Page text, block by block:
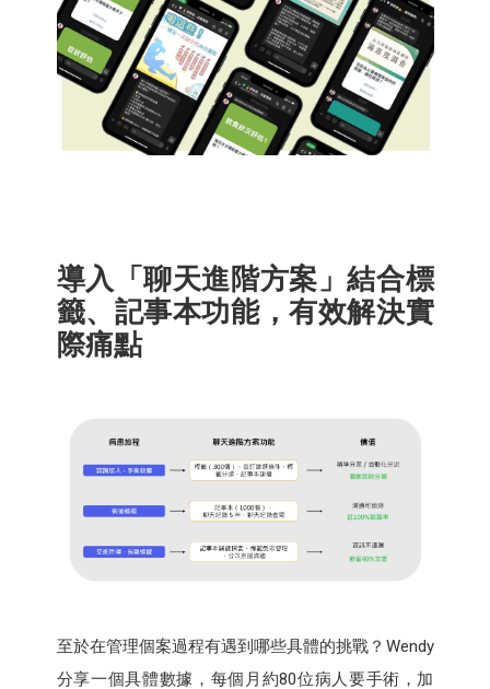
導入「聊天進階方案」結合標
籤、記事本功能，有效解決實
際痛點
至於在管理個案過程有遇到哪些具體的挑戰？Wendy
分享一個具體數據，每個月約80位病人要手術，加